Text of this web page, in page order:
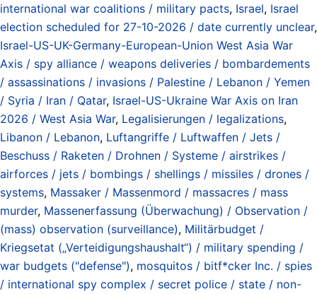
international war coalitions / military pacts, Israel, Israel
election scheduled for 27-10-2026 / date currently unclear,
Israel-US-UK-Germany-European-Union West Asia War
Axis / spy alliance / weapons deliveries / bombardements
/ assassinations / invasions / Palestine / Lebanon / Yemen
/ Syria / Iran / Qatar, Israel-US-Ukraine War Axis on Iran
2026 / West Asia War, Legalisierungen / legalizations,
Libanon / Lebanon, Luftangriffe / Luftwaffen / Jets /
Beschuss / Raketen / Drohnen / Systeme / airstrikes /
airforces / jets / bombings / shellings / missiles / drones /
systems, Massaker / Massenmord / massacres / mass
murder, Massenerfassung (Überwachung) / Observation /
(mass) observation (surveillance), Militärbudget /
Kriegsetat („Verteidigungshaushalt“) / military spending /
war budgets ("defense"), mosquitos / bitf*cker Inc. / spies
/ international spy complex / secret police / state / non-